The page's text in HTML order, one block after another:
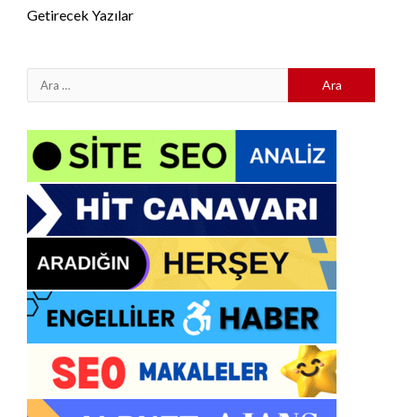
Getirecek Yazılar
Arama: